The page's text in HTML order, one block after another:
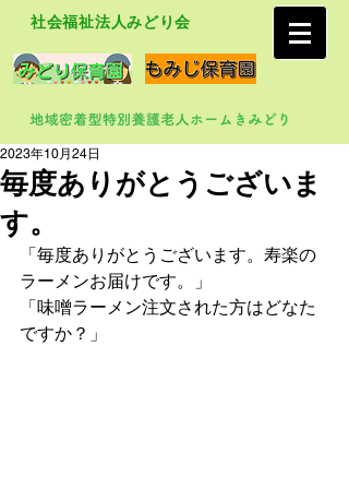
社会福祉法人みどり会
毎度ありがとうございま
す。
2023年10月24日
「毎度ありがとうございます。寿楽の
ラーメンお届けです。」
「味噌ラーメン注文された方はどなた
ですか？」